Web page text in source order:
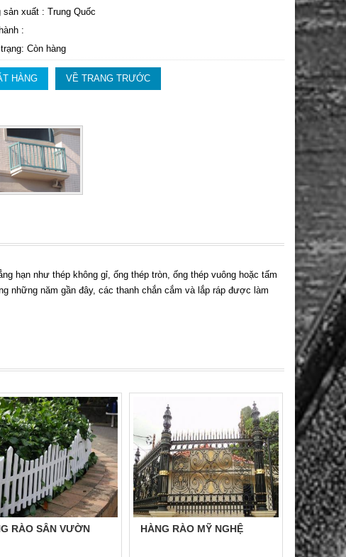
sản xuất : Trung Quốc
:
Còn hàng
HÀNG VỀ TRANG TRƯỚC
hạn như thép không gỉ, ống thép tròn, ống thép vuông hoặc tấm
năm gần đây, các thanh chắn cắm và lắp ráp được làm
RÀO SÂN VƯỜN HÀNG RÀO MỸ NGHỆ